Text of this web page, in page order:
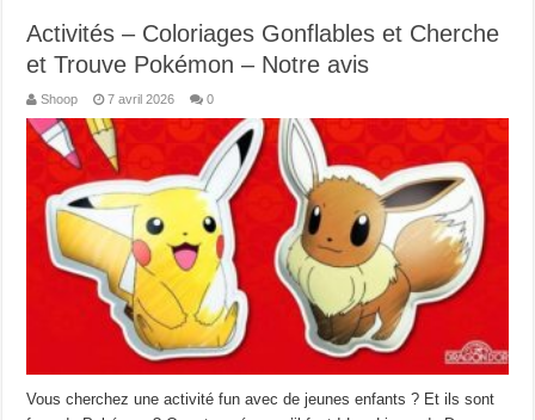
Activités – Coloriages Gonflables et Cherche
et Trouve Pokémon – Notre avis
Shoop 7 avril 2026 0
Vous cherchez une activité fun avec de jeunes enfants ? Et ils sont